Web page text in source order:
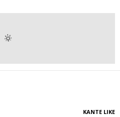
ΚΆΝΤΕ LIKE